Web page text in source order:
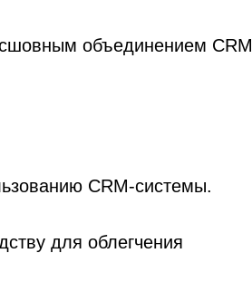
объединением CRM
CRM-системы.
для облегчения